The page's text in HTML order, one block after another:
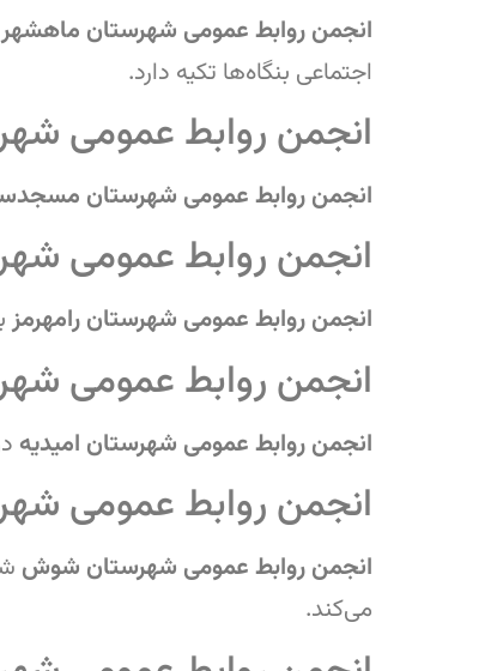
انجمن روابط عمومی شهرستان ماهشهر
اجتماعی بنگاه‌ها تکیه دارد.
انجمن روابط عمومی
انجمن روابط عمومی شهرستان
انجمن روابط عمومی
انجمن روابط عمومی شهرستان رامهرمز
انجمن روابط عمومی
انجمن روابط عمومی شهرستان امیدیه
انجمن روابط عمومی
انجمن روابط عمومی شهرستان شوش
می‌کند.